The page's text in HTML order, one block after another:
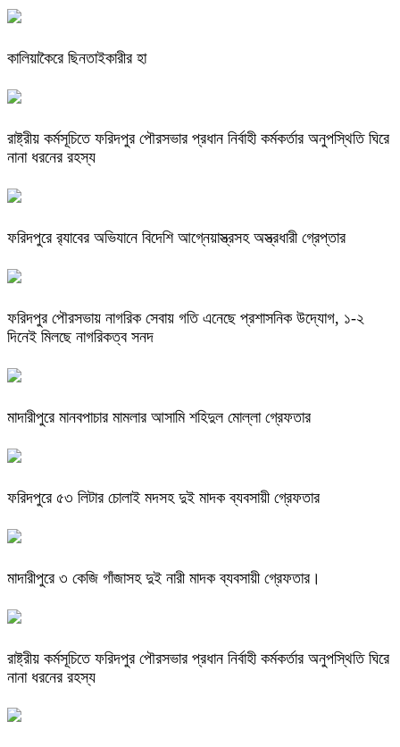
কালিয়াকৈরে ছিনতাইকারীর হা
রাষ্ট্রীয় কর্মসূচিতে ফরিদপুর পৌরসভার প্রধান নির্বাহী কর্মকর্তার অনুপস্থিতি ঘিরে
নানা ধরনের রহস্য
ফরিদপুরে র‌্যাবের অভিযানে বিদেশি আগ্নেয়াস্ত্রসহ অস্ত্রধারী গ্রেপ্তার
ফরিদপুর পৌরসভায় নাগরিক সেবায় গতি এনেছে প্রশাসনিক উদ্যোগ, ১-২
দিনেই মিলছে নাগরিকত্ব সনদ
মাদারীপুরে মানবপাচার মামলার আসামি শহিদুল মোল্লা গ্রেফতার
ফরিদপুরে ৫৩ লিটার চোলাই মদসহ দুই মাদক ব্যবসায়ী গ্রেফতার
মাদারীপুরে ৩ কেজি গাঁজাসহ দুই নারী মাদক ব্যবসায়ী গ্রেফতার।
রাষ্ট্রীয় কর্মসূচিতে ফরিদপুর পৌরসভার প্রধান নির্বাহী কর্মকর্তার অনুপস্থিতি ঘিরে
নানা ধরনের রহস্য